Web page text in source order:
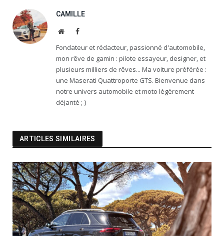
CAMILLE
WebsiteFacebook
Fondateur et rédacteur, passionné d'automobile,
mon rêve de gamin : pilote essayeur, designer, et
plusieurs milliers de rêves... Ma voiture préférée :
une Maserati Quattroporte GTS. Bienvenue dans
notre univers automobile et moto légèrement
déjanté ;-)
ARTICLES SIMILAIRES